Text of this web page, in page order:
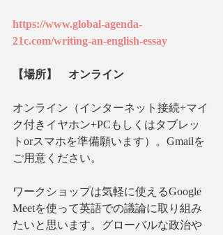
https://www.global-agenda-
21c.com/writing-an-english-essay
【場所】　オンライン
オンライン（インターネット接続+マイ
ク付きイヤホン+PCもしくはタブレッ
トorスマホを準備願います）。Gmailを
ご用意ください。
ワークショップは気軽に使えるGoogle
Meetを使って英語での議論に取り組み
たいと思います。グローバルな政治や